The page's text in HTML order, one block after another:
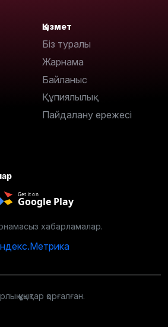
Қызмет
Біз туралы
Жарнама
Байланыс
Құпиялылық
Пайдалану ережесі
Get it on
Google Play
хабарламалар.
құқықтар қорғалған.